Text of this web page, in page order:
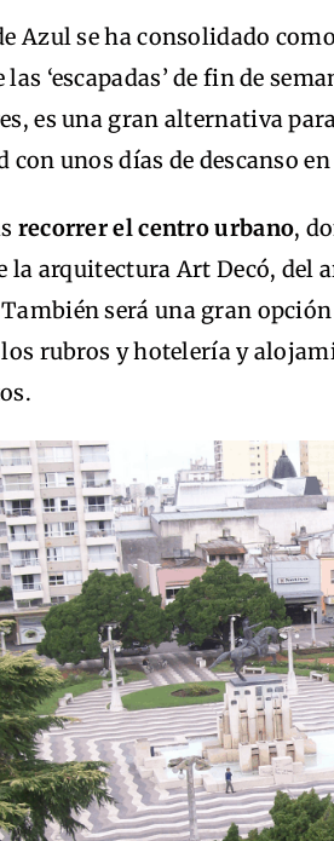
Azul se ha consolidado
las ‘escapadas’ de fin de
es una gran alternativa
con unos días de descanso
recorrer el centro urbano,
la arquitectura Art Decó,
será una gran opción
rubros y hotelería y